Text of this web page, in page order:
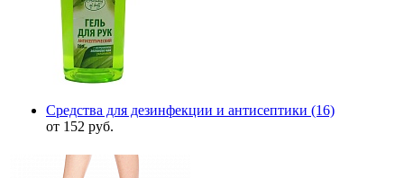
Средства для дезинфекции и антисептики (16)
от 152 руб.